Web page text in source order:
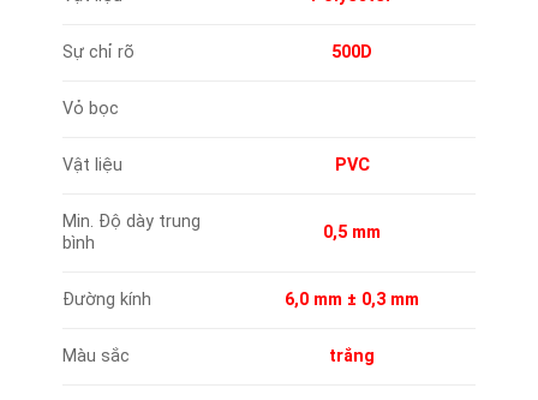
Sự chỉ rõ 500D
Vỏ bọc
Vật liệu PVC
Min. Độ dày trung
bình
0,5 mm
Đường kính 6,0 mm ± 0,3 mm
Màu sắc trắng